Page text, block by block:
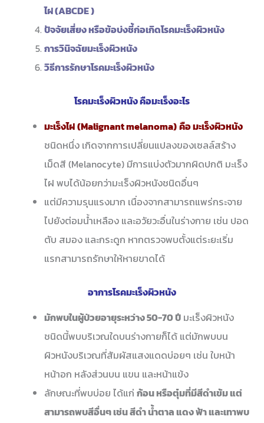
ไฝ (ABCDE )
ปัจจัยเสี่ยง หรือข้อบ่งชี้ก่อเกิดโรคมะเร็งผิวหนัง
การวินิจฉัยมะเร็งผิวหนัง
วิธีการรักษาโรคมะเร็งผิวหนัง
โรคมะเร็งผิวหนัง คือมะเร็งอะไร
มะเร็งไฝ(Malignant melanoma)คือ มะเร็งผิวหนัง
ชนิดหนึ่ง เกิดจากการเปลี่ยนแปลงของเซลล์สร้าง
เม็ดสี (Melanocyte) มีการแบ่งตัวมากผิดปกติ มะเร็ง
ไฝ พบได้น้อยกว่ามะเร็งผิวหนังชนิดอื่นๆ
แต่มีความรุนแรงมาก เนื่องจากสามารถแพร่กระจาย
ไปยังต่อมน้ำเหลือง และอวัยวะอื่นในร่างกาย เช่น ปอด
ตับ สมอง และกระดูก หากตรวจพบตั้งแต่ระยะเริ่ม
แรกสามารถรักษาให้หายขาดได้
อาการโรคมะเร็งผิวหนัง
มักพบในผู้ป่วยอายุระหว่าง 50-70 ปีมะเร็งผิวหนัง
ชนิดนี้พบบริเวณใดบนร่างกายก็ได้ แต่มักพบบน
ผิวหนังบริเวณที่สัมผัสแสงแดดบ่อยๆ เช่น ใบหน้า
หน้าอก หลังส่วนบน แขน และหน้าแข้ง
ลักษณะที่พบบ่อย ได้แก่ ก้อน หรือตุ๋มที่มีสีดำเข้ม แต่
สามารถพบสีอื่นๆ เช่น สีดำ น้ำตาล แดง ฟ้า และเทาพบ